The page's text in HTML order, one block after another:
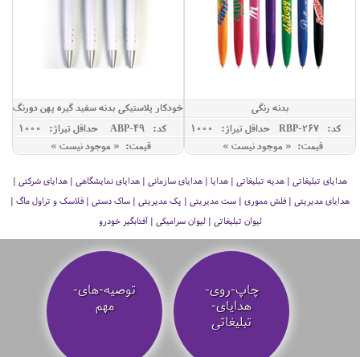
بدنه رنگی
کد: RBP-267
حداقل تيراژ: 1000
قیمت: « موجود نیست »
خودکار پلاستیکی بدنه سفید گیره پهن دورنگ
کد: ABP-49
حداقل تيراژ: 1000
قیمت: « موجود نیست »
هدایای تبلیغاتی | هدیه تبلیغاتی | هدایا | هدایای سازمانی | هدایای نمایشگاهی | هدایای شرکتی |
هدایای مدیریتی | فلش مموری | ست مدیریتی | پک مدیریتی | ساک دستی | فلاسک و تراول ماگ |
لیوان تبلیغاتی | لیوان سرامیکی | آفتابگیر خودرو
چاپ-روی-
هدایای-
تبلیغاتی
توصیه‌-های-
مهم